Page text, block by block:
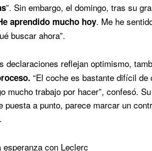
”. Sin embargo, el domingo, tras su
aprendido mucho hoy. Me he
buscar ahora”.
declaraciones reflejan optimismo,
“El coche es bastante difícil
mucho trabajo por hacer”, confesó.
puesta a punto, parece marcar un
esperanza con Leclerc